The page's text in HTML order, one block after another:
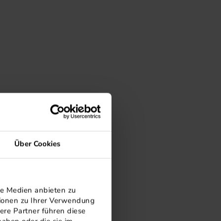
Über Cookies
Medien anbieten zu
zu Ihrer Verwendung
Partner führen diese